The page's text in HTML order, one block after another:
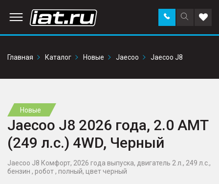
Поиск
по
Заказать
звонок в
Главная
Каталог Новые Jaecoo Jaecoo J8
Новые
Jaecoo J8 2026 года, 2.0 AMT
(249 л.с.) 4WD, Черный
Jaecoo J8 Комфорт, 2026 года выпуска, двигатель 2 л., 249 л.с.,
бензин , робот , полный, цвет черный